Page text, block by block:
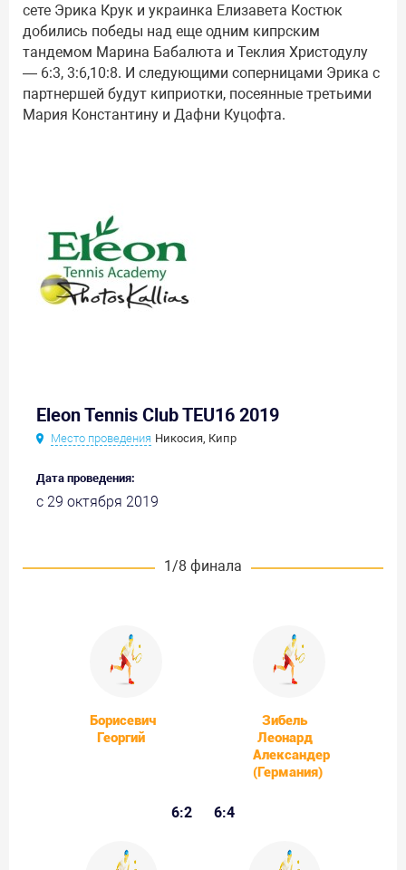
сете Эрика Крук и украинка Елизавета Костюк
добились победы над еще одним кипрским
тандемом Марина Бабалюта и Теклия Христодулу
— 6:3, 3:6,10:8. И следующими соперницами Эрика с
партнершей будут киприотки, посеянные третьими
Мария Константину и Дафни Куцофта.
Eleon Tennis Club TEU16 2019
Место проведения Никосия, Кипр
Дата проведения:
с 29 октября 2019
1/8 финала
Борисевич
Георгий
Зибель
Леонард
Александер
(Германия)
6:2 6:4